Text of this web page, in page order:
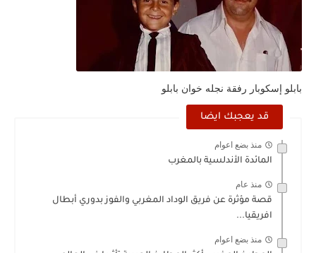
بابلو إسكوبار رفقة نجله خوان بابلو
قد يعجبك ايضا
منذ بضع اعوام
المائدة الأندلسية بالمغرب
منذ عام
قصة مؤثرة عن فريق الوداد المغربي والفوز بدوري أبطال
افريقيا...
منذ بضع اعوام